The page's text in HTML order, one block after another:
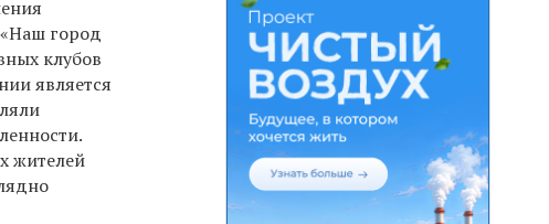
город
клубов
является
жителей